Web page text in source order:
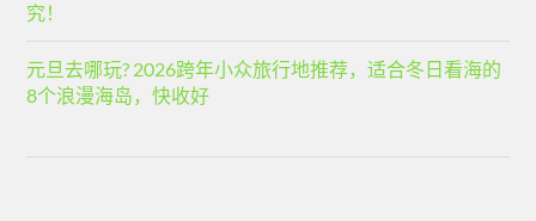
究！
元旦去哪玩? 2026跨年小众旅行地推荐，适合冬日看海的
8个浪漫海岛，快收好